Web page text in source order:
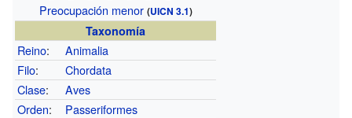
Preocupación menor (UICN 3.1)
Taxonomía
Reino:
Animalia
Filo:
Chordata
Clase:
Aves
Orden:
Passeriformes